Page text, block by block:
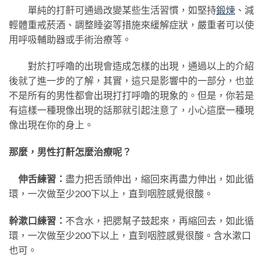
單純的打鼾可通過改變某些生活習慣，如堅持鍛煉 、減
輕體重戒菸酒、調整睡姿等措施來緩解症狀，嚴重者可以使
用呼吸輔助器或手術治療等。
對於打呼嚕的出現會造成怎樣的出現，通過以上的介紹
後就了進一步的了解，其實，這只是影響中的一部分，也並
不是所有的男性都會出現打打呼嚕的現象的。但是，你若是
有這樣一種現像出現的話那就引起注意了，小心這麼一種現
像出現在你的身上。
那麼，男性打鼾怎麼治療呢？
伸舌練習： 盡力把舌頭伸出，縮回來再盡力伸出，如此循
環，一次做至少200下以上，直到咽腔感覺很酸。
幹漱口練習： 不含水，把腮幫子鼓起來，再縮回去，如此循
環，一次做至少200下以上，直到咽腔感覺很酸。含水漱口
也可。